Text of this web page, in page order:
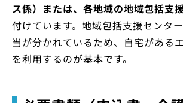
ス係）または、各地域の地域包括支
付けています。地域包括支援センタ
当が分かれているため、自宅がある
を利用するのが基本です。